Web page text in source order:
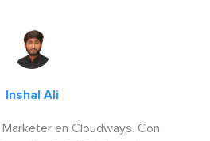
Inshal Ali
en Cloudways. Con